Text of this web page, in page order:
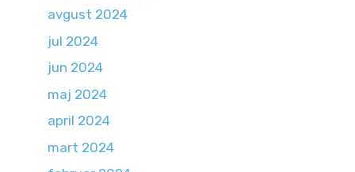
avgust 2024
jul 2024
jun 2024
maj 2024
april 2024
mart 2024